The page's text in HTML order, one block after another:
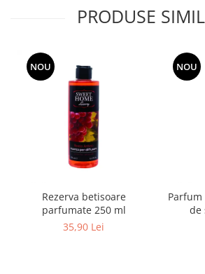
PRODUSE
NOU
Rezerva betisoare
parfumate 250 ml
35,90 Lei
NOU
de